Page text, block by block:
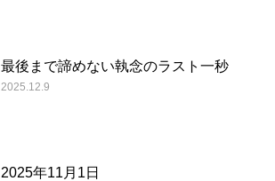
最後まで諦めない執念のラスト一秒
2025.12.9
2025年11月1日